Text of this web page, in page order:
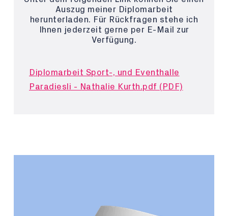
Auszug meiner Diplomarbeit
herunterladen. Für Rückfragen stehe ich
Ihnen jederzeit gerne per E-Mail zur
Verfügung.
Diplomarbeit Sport-, und Eventhalle
Paradiesli - Nathalie Kurth.pdf (PDF)